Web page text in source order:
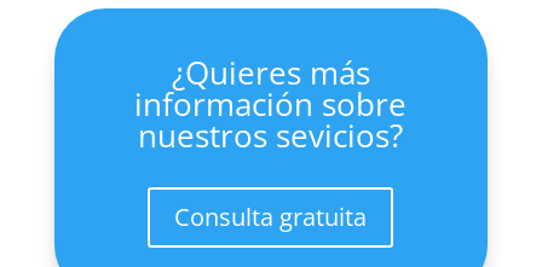
¿Quieres más
información sobre
nuestros sevicios?
Consulta gratuita